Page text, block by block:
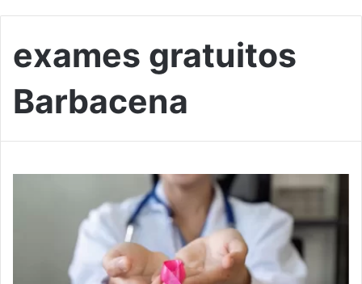
exames gratuitos
Barbacena